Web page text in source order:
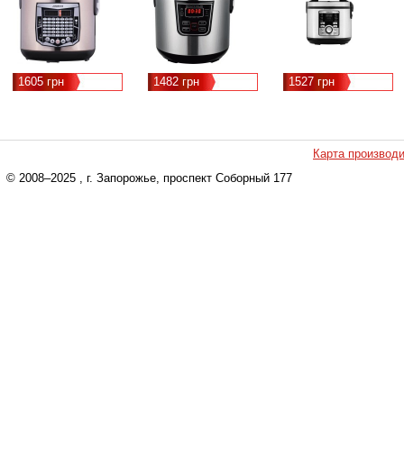
1605 грн 1482 грн 1527 грн
Карта
© 2008–2025 , г. Запорожье, проспект Соборный 177